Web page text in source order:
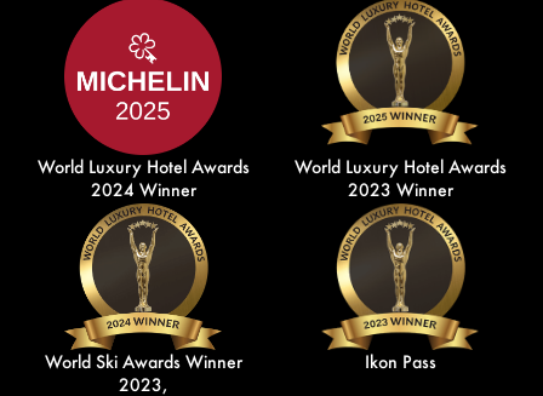
World Luxury Hotel Awards
2024 Winner
World Luxury Hotel Awards
2023 Winner
World Ski Awards Winner
2023,
Ikon Pass